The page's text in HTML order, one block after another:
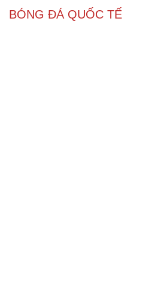
BÓNG ĐÁ QUỐC TẾ